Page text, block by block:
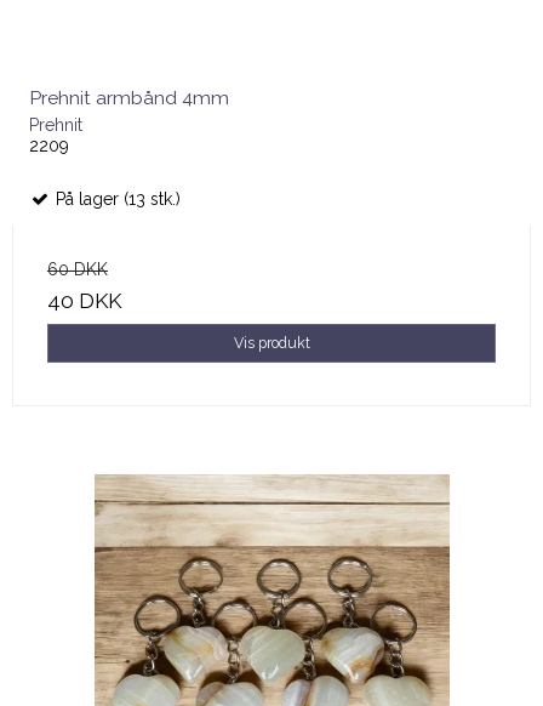
Prehnit armbånd 4mm
Prehnit
2209
På lager (13 stk.)
60 DKK
40 DKK
Vis produkt